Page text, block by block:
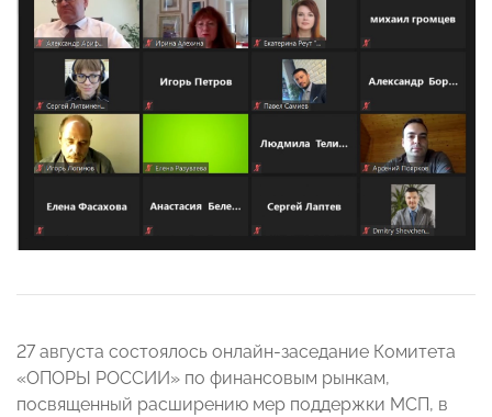
27 августа состоялось онлайн-заседание Комитета
«ОПОРЫ РОССИИ» по финансовым рынкам,
посвященный расширению мер поддержки МСП, в